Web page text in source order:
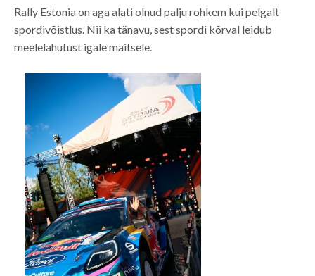
Rally Estonia on aga alati olnud palju rohkem kui pelgalt
spordivõistlus. Nii ka tänavu, sest spordi kõrval leidub
meelelahutust igale maitsele.